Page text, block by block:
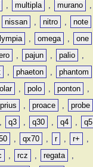
, multipla , murano
,
nissan , nitro ,
note
, omega ,
one
, pajun , palio
,
, phaeton ,
phantom
, polo , ponton
,
prius , proace ,
probe
, q3 , q30 , q4 ,
q5
, qx70 , r , r+
,
, rcz , regata
,